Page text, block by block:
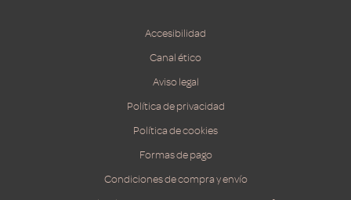
Accesibilidad
Canal ético
Aviso legal
Política de privacidad
Política de cookies
Formas de pago
Condiciones de compra y envío